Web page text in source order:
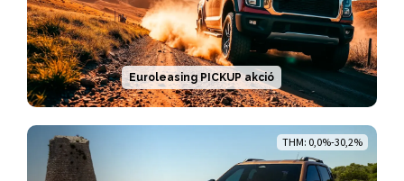
Euroleasing PICKUP akció
THM: 0,0%-30,2%